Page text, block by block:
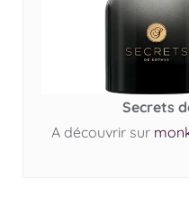
Secrets
A découvrir sur